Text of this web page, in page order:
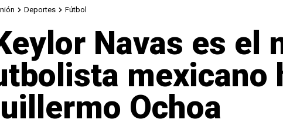
Deportes Fútbol
Navas es el
mexicano
Ochoa